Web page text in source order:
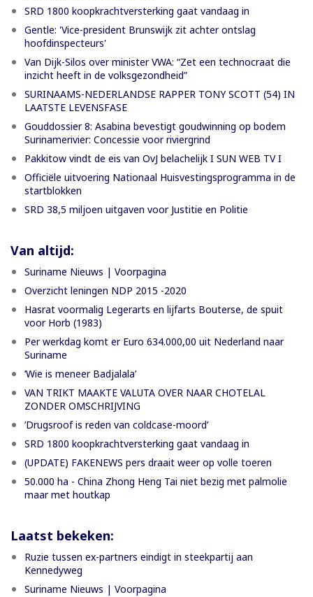
SRD 1800 koopkrachtversterking gaat vandaag in
Gentle: 'Vice-president Brunswijk zit achter ontslag
hoofdinspecteurs'
Van Dijk-Silos over minister VWA: “Zet een technocraat die
inzicht heeft in de volksgezondheid”
SURINAAMS-NEDERLANDSE RAPPER TONY SCOTT (54) IN
LAATSTE LEVENSFASE
Gouddossier 8: Asabina bevestigt goudwinning op bodem
Surinamerivier: Concessie voor riviergrind
Pakkitow vindt de eis van OvJ belachelijk I SUN WEB TV I
Officiële uitvoering Nationaal Huisvestingsprogramma in de
startblokken
SRD 38,5 miljoen uitgaven voor Justitie en Politie
Van altijd:
Suriname Nieuws | Voorpagina
Overzicht leningen NDP 2015 -2020
Hasrat voormalig Legerarts en lijfarts Bouterse, de spuit
voor Horb (1983)
Per werkdag komt er Euro 634.000,00 uit Nederland naar
Suriname
‘Wie is meneer Badjalala’
VAN TRIKT MAAKTE VALUTA OVER NAAR CHOTELAL
ZONDER OMSCHRIJVING
’Drugsroof is reden van coldcase-moord’
SRD 1800 koopkrachtversterking gaat vandaag in
(UPDATE) FAKENEWS pers draait weer op volle toeren
50.000 ha - China Zhong Heng Tai niet bezig met palmolie
maar met houtkap
Laatst bekeken:
Ruzie tussen ex-partners eindigt in steekpartij aan
Kennedyweg
Suriname Nieuws | Voorpagina